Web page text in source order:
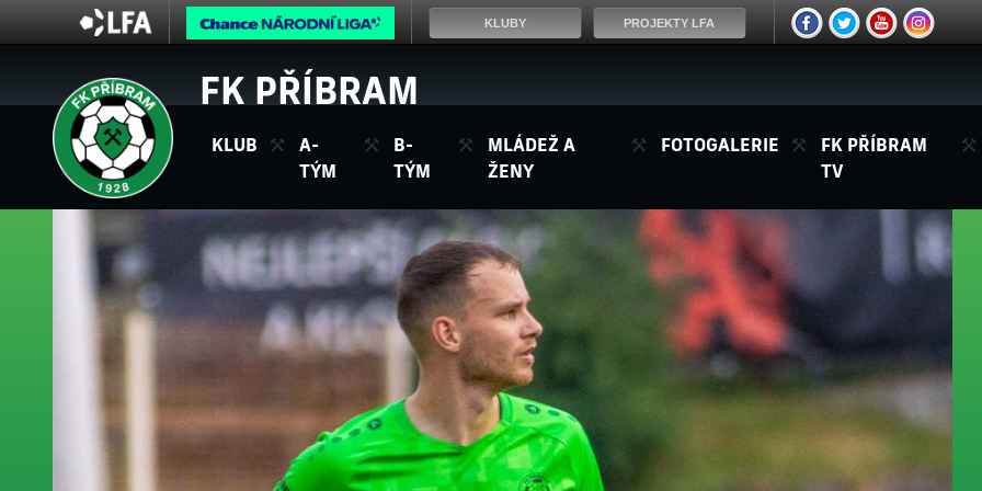
FK PŘÍBRAM
KLUB
A-
TÝM
B-
TÝM
MLÁDEŽ A
ŽENY
FOTOGALERIE
FK PŘÍBRAM
TV
KLUBY PROJEKTY LFA